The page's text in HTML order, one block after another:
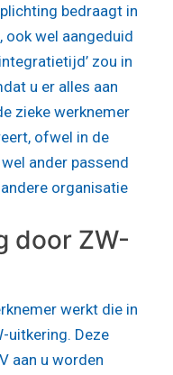
bedraagt in
ook wel aangeduid
zou in
u er alles aan
zieke werknemer
ofwel in de
ander passend
organisatie
door ZW-
werkt die in
uitkering. Deze
aan u worden